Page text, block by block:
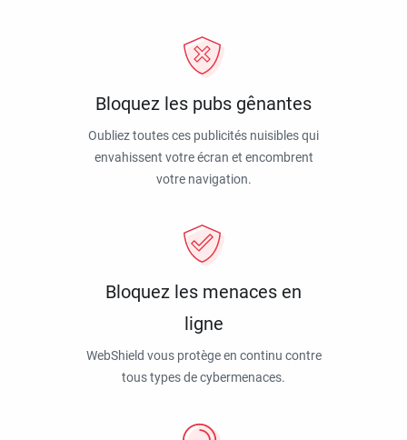
Bloquez les pubs gênantes
Oubliez toutes ces publicités nuisibles qui
envahissent votre écran et encombrent
votre navigation.
Bloquez les menaces en
ligne
WebShield vous protège en continu contre
tous types de cybermenaces.